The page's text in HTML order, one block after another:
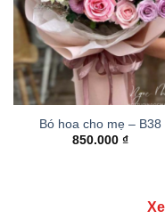
Bó hoa cho mẹ – B38
850.000 ₫